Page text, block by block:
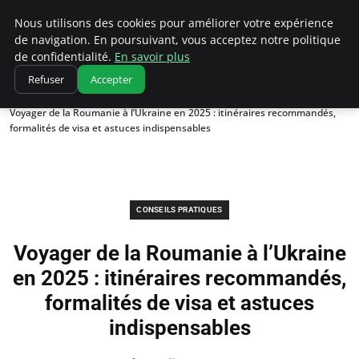
Correze Co
Accueil
Conseils pratiques
Voyager de la Roumanie à l’Ukraine en 2025 : itinéraires recommandés,
formalités de visa et astuces indispensables
CONSEILS PRATIQUES
Voyager de la Roumanie à l’Ukraine
en 2025 : itinéraires recommandés,
formalités de visa et astuces
indispensables
Nous utilisons des cookies pour améliorer votre expérience
de navigation. En poursuivant, vous acceptez notre politique
de confidentialité. En savoir plus
Refuser Accepter